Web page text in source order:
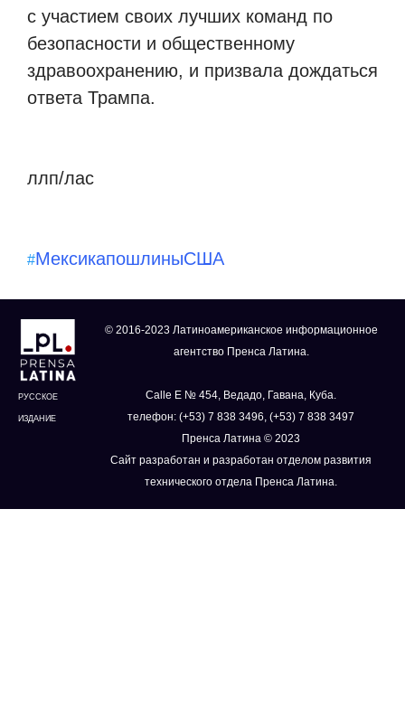
с участием своих лучших команд по
безопасности и общественному
здравоохранению, и призвала дождаться
ответа Трампа.
ллп/лас
#МексикапошлиныСША
РУССКОЕ
ИЗДАНИЕ
© 2016-2023 Латиноамериканское информационное
агентство Пренса Латина.
Calle E № 454, Ведадо, Гавана, Куба.
телефон: (+53) 7 838 3496, (+53) 7 838 3497
Пренса Латина © 2023
Сайт разработан и разработан отделом развития
технического отдела Пренса Латина.